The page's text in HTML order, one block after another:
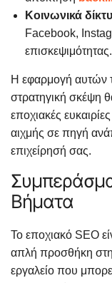
Κοινωνικά
Facebook,
επισκεψιμότητας.
Η εφαρμογή αυτών
στρατηγική σκέψη
εποχιακές
αιχμής σε πηγή
επιχείρησή σας.
Βήματα
Το εποχιακό SEO
απλή προσθήκη στη
εργαλείο που